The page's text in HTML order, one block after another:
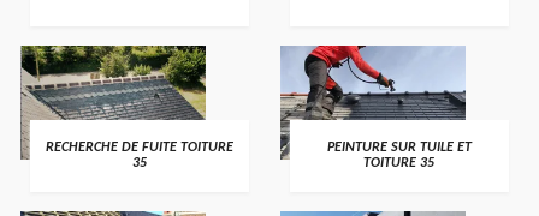
RECHERCHE DE FUITE TOITURE
35
PEINTURE SUR TUILE ET
TOITURE 35